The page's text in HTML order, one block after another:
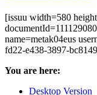
[issuu width=580
name=metak04eus
fd22-e438-3897-
You are here:
Desktop Version